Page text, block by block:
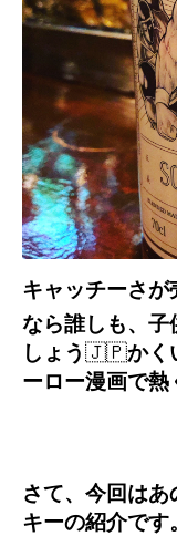
キャッチーさ
なら誰しも、子
しょう🇯🇵かく
ーロー漫画で熱
さて、今回は
キーの紹介です。